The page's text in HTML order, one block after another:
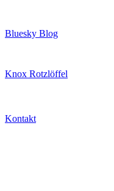
Bluesky Blog
Knox Rotzlöffel
Kontakt